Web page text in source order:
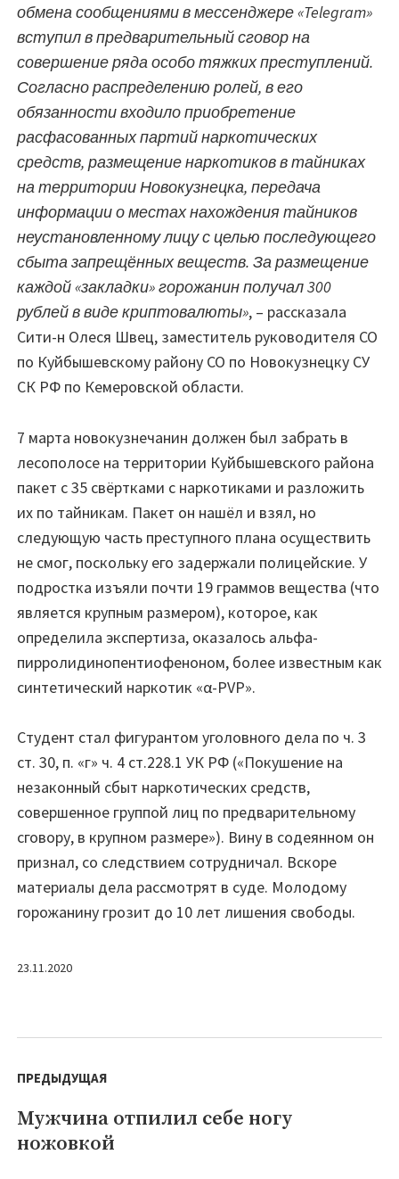
23.11.2020
обмена сообщениями в мессенджере «Telegram»
вступил в предварительный сговор на
совершение ряда особо тяжких преступлений.
Согласно распределению ролей, в его
обязанности входило приобретение
расфасованных партий наркотических
средств, размещение наркотиков в тайниках
на территории Новокузнецка, передача
информации о местах нахождения тайников
неустановленному лицу с целью последующего
сбыта запрещённых веществ. За размещение
каждой «закладки» горожанин получал 300
рублей в виде криптовалюты», – рассказала
Сити-н Олеся Швец, заместитель руководителя СО
по Куйбышевскому району СО по Новокузнецку СУ
СК РФ по Кемеровской области.
7 марта новокузнечанин должен был забрать в
лесополосе на территории Куйбышевского района
пакет с 35 свёртками с наркотиками и разложить
их по тайникам. Пакет он нашёл и взял, но
следующую часть преступного плана осуществить
не смог, поскольку его задержали полицейские. У
подростка изъяли почти 19 граммов вещества (что
является крупным размером), которое, как
определила экспертиза, оказалось альфа-
пирролидинопентиофеноном, более известным как
синтетический наркотик «α-PVP».
Студент стал фигурантом уголовного дела по ч. 3
ст. 30, п. «г» ч. 4 ст.228.1 УК РФ («Покушение на
незаконный сбыт наркотических средств,
совершенное группой лиц по предварительному
сговору, в крупном размере»). Вину в содеянном он
признал, со следствием сотрудничал. Вскоре
материалы дела рассмотрят в суде. Молодому
горожанину грозит до 10 лет лишения свободы.
по
записям
ПРЕДЫДУЩАЯ
Предыдущая
запись:
Мужчина отпилил себе ногу
ножовкой